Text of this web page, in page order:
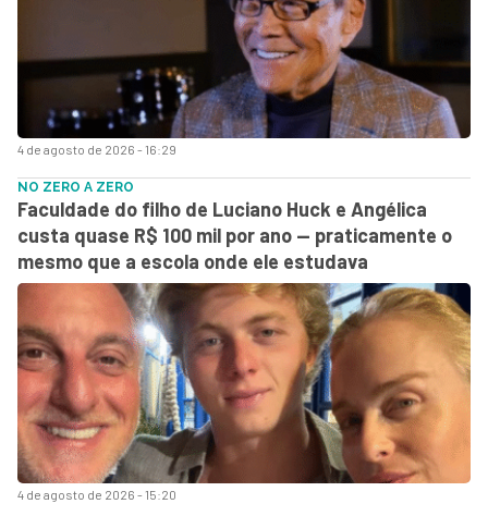
4 de agosto de 2026 - 16:29
4 de agosto de 2026 - 15:20
NO ZERO A ZERO
Faculdade do filho de Luciano Huck e Angélica
custa quase R$ 100 mil por ano — praticamente o
mesmo que a escola onde ele estudava